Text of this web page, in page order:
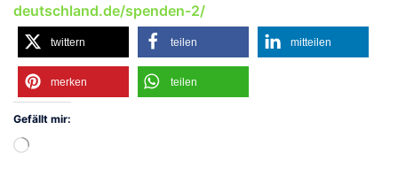
deutschland.de/spenden-2/
twittern teilen mitteilen
merken teilen
Gefällt mir:
Wird